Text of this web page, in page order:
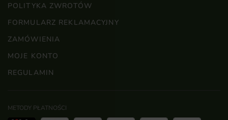
POLITYKA ZWROTÓW
FORMULARZ REKLAMACYJNY
ZAMÓWIENIA
MOJE KONTO
REGULAMIN
METODY PŁATNOŚCI